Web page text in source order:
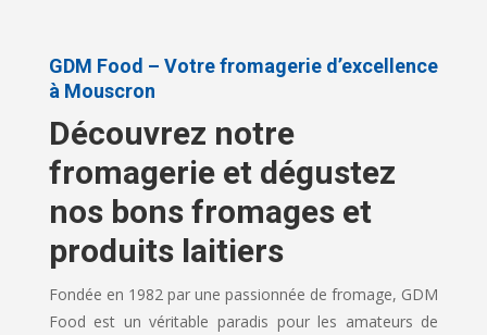
GDM Food – Votre fromagerie d’excellence
à Mouscron
Découvrez notre
fromagerie et dégustez
nos bons fromages et
produits laitiers
Fondée en 1982 par une passionnée de fromage, GDM
Food est un véritable paradis pour les amateurs de